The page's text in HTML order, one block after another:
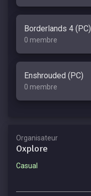
Borderlands 4 (PC)
0 membre
Enshrouded (PC)
0 membre
Organisateur
Oxplore
Casual